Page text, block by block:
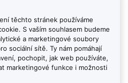
těchto stránek používáme
S vaším souhlasem budeme
a marketingové soubory
sociální sítě. Ty nám pomáhají
pochopit, jak web používáte,
marketingové funkce i možnosti